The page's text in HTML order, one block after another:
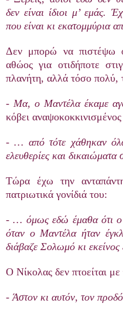
δεν είναι ίδιοι μ’ εμάς.
που είναι κι εκατομμύρια
Δεν μπορώ να πιστέψω
αθώος για οτιδήποτε
πλανήτη, αλλά τόσο πολύ,
- Μα, ο Μαντέλα έκαμε
κόβει
- … από τότε χάθηκαν
ελευθερίες και δικαιώματα
Τώρα έχω την
πατριωτικά γονίδιά του:
- … όμως εδώ έμαθα ότι ο
όταν ο Μαντέλα ήταν
διάβαζε Σολωμό κι εκείνος
Ο Νίκολας δεν πτοείται
- Άστον κι αυτόν, τον π